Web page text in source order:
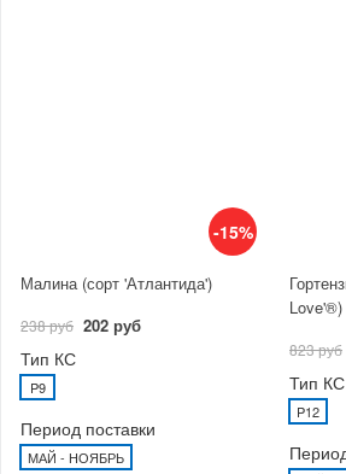
-15%
Малина (сорт 'Атлантида')
238 руб 202 руб
Тип КС
P9
Период поставки
МАЙ - НОЯБРЬ
Love'®)
823 руб
Тип КС
P12